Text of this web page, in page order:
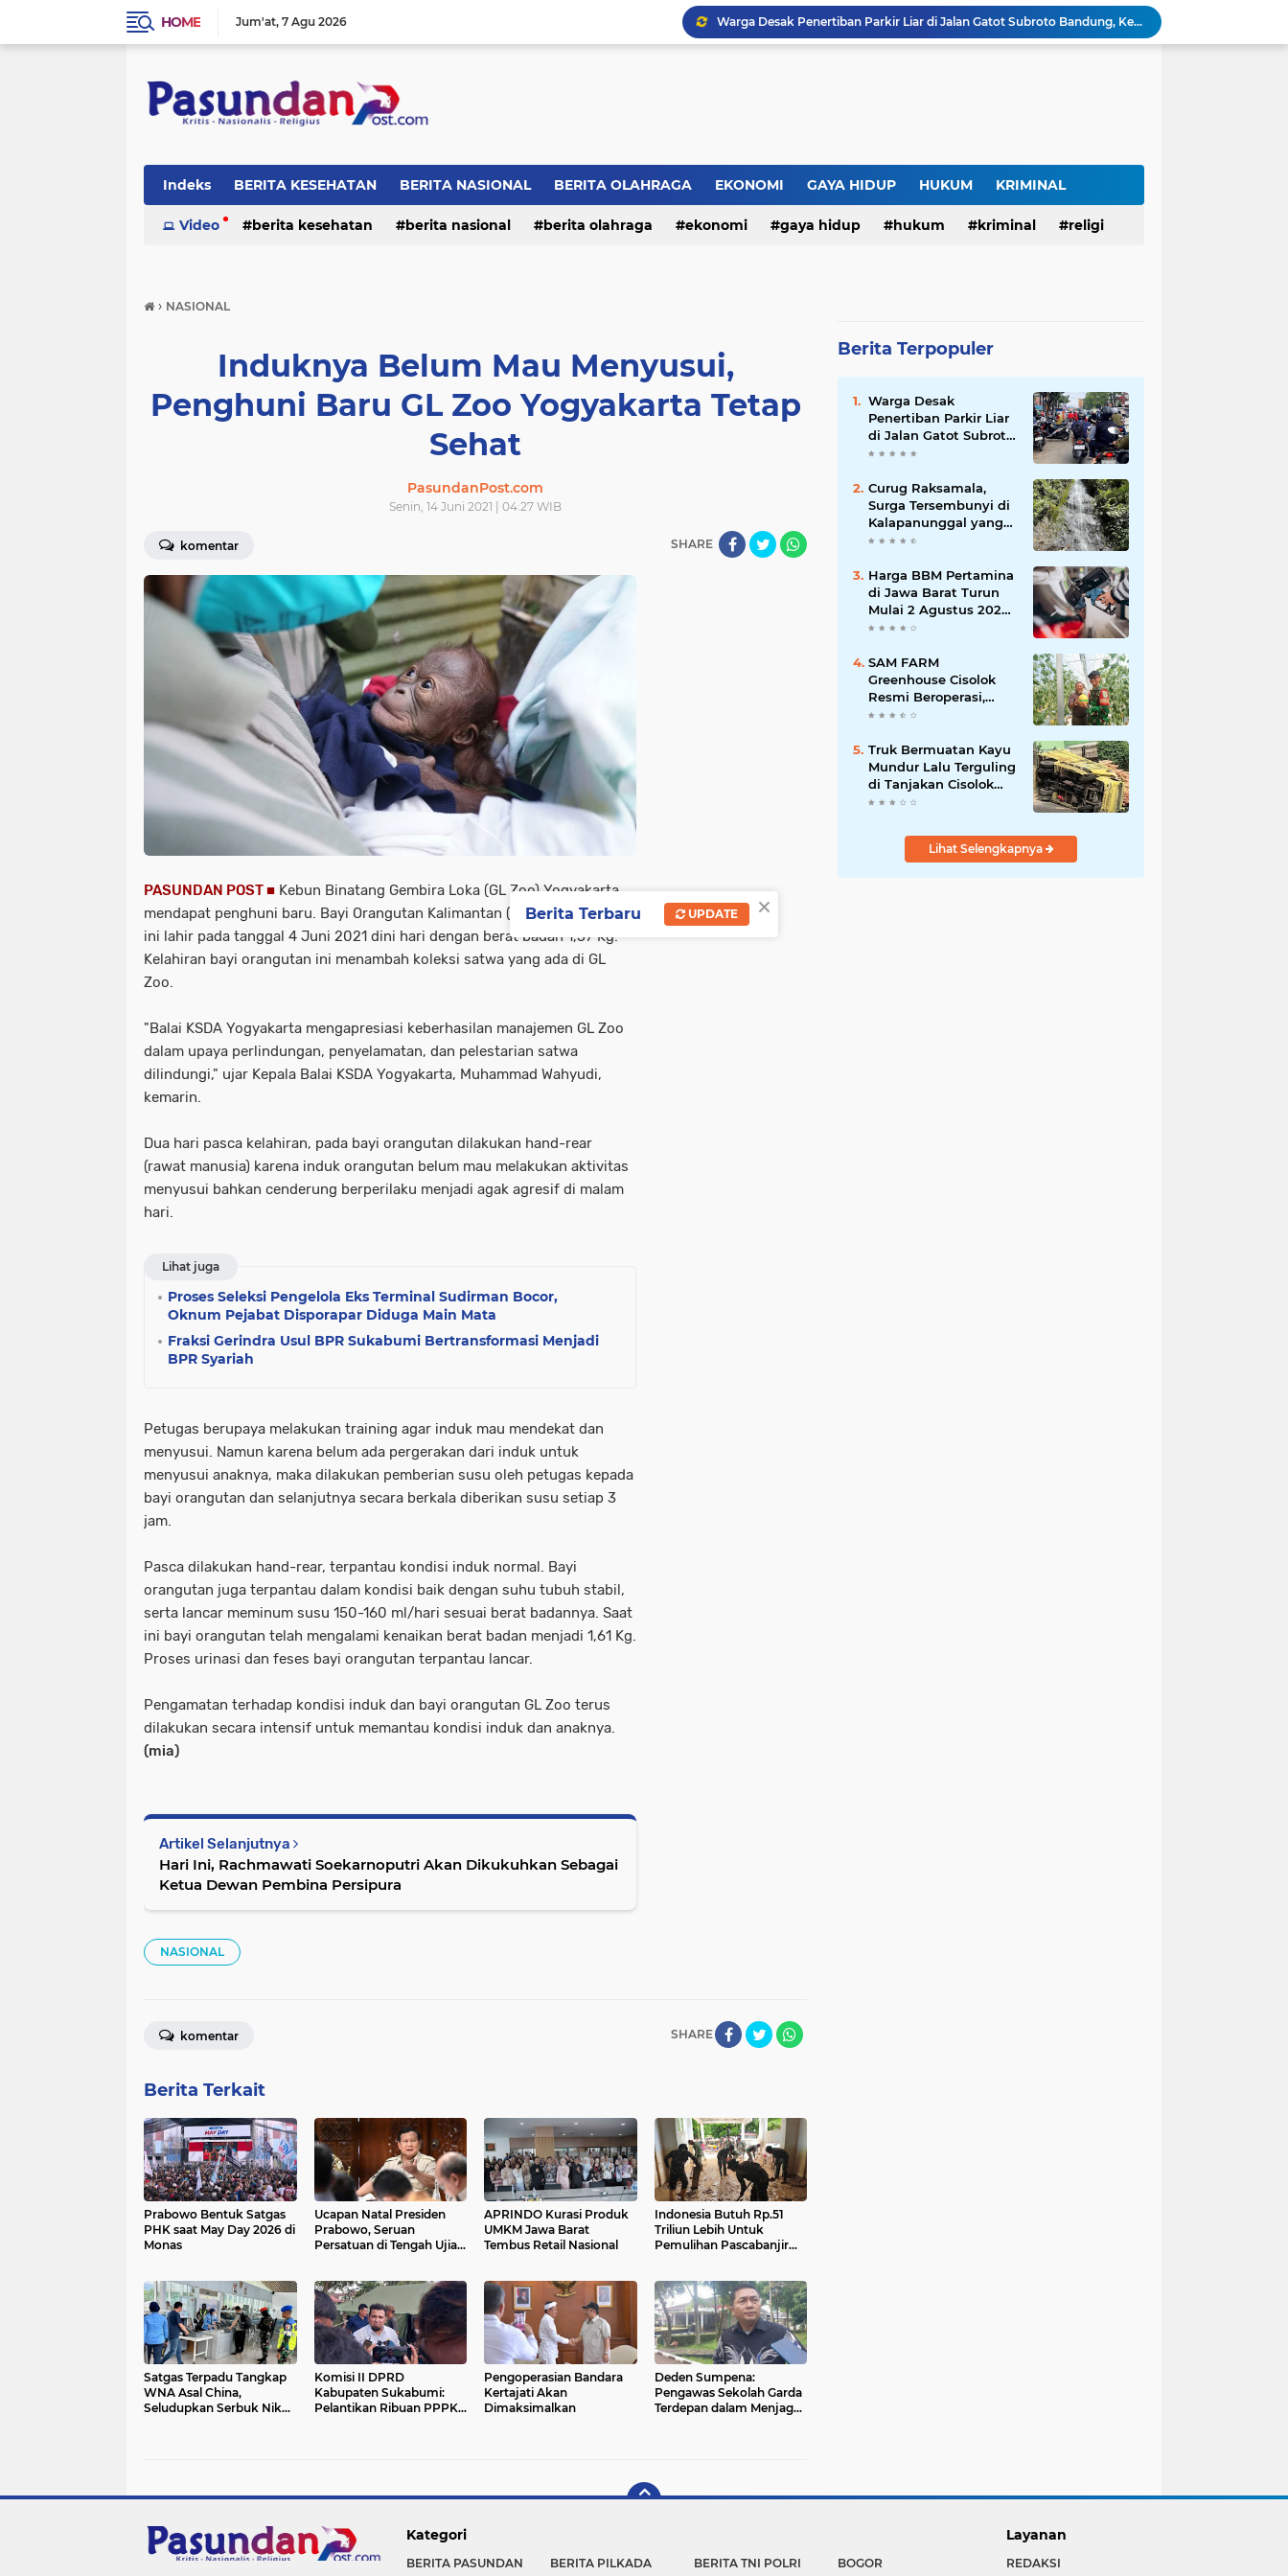
HOME Jum'at 7 Agu 2026
Warga Desak Penertiban Parkir Liar di Jalan Gatot Subroto Bandung, Kemacetan Dinilai Makin Mengkhawatirkan
Curug Raksamala, Surga Tersembunyi di Kalapanunggal yang Siap Menjadi Ikon Wisata Alam Baru Kabupaten Sukabumi
Harga BBM Pertamina di Jawa Barat Turun Mulai 2 Agustus 2026, Pertamax Jadi Rp15.950 per Liter, Cek Daftar Harga Terbaru
Indeks BERITA KESEHATAN BERITA NASIONAL BERITA OLAHRAGA EKONOMI GAYA HIDUP HUKUM KRIMINAL
RELIGI
Video berita kesehatan berita nasional berita olahraga ekonomi gaya hidup hukum kriminal religi
› NASIONAL
Induknya Belum Mau Menyusui,
Penghuni Baru GL Zoo Yogyakarta Tetap
Sehat
PasundanPost.com
Senin, 14 Juni 2021 | 04:27 WIB
komentar SHARE
PASUNDAN POST ■ Kebun Binatang Gembira Loka (GL Zoo) Yogyakarta
mendapat penghuni baru. Bayi Orangutan Kalimantan (Pongo pygmaeus)
ini lahir pada tanggal 4 Juni 2021 dini hari dengan berat badan 1,57 Kg.
Kelahiran bayi orangutan ini menambah koleksi satwa yang ada di GL
Zoo.
"Balai KSDA Yogyakarta mengapresiasi keberhasilan manajemen GL Zoo
dalam upaya perlindungan, penyelamatan, dan pelestarian satwa
dilindungi," ujar Kepala Balai KSDA Yogyakarta, Muhammad Wahyudi,
kemarin.
Dua hari pasca kelahiran, pada bayi orangutan dilakukan hand-rear
(rawat manusia) karena induk orangutan belum mau melakukan aktivitas
menyusui bahkan cenderung berperilaku menjadi agak agresif di malam
hari.
Lihat juga
Proses Seleksi Pengelola Eks Terminal Sudirman Bocor,
Oknum Pejabat Disporapar Diduga Main Mata
Fraksi Gerindra Usul BPR Sukabumi Bertransformasi Menjadi
BPR Syariah
Petugas berupaya melakukan training agar induk mau mendekat dan
menyusui. Namun karena belum ada pergerakan dari induk untuk
menyusui anaknya, maka dilakukan pemberian susu oleh petugas kepada
bayi orangutan dan selanjutnya secara berkala diberikan susu setiap 3
jam.
Pasca dilakukan hand-rear, terpantau kondisi induk normal. Bayi
orangutan juga terpantau dalam kondisi baik dengan suhu tubuh stabil,
serta lancar meminum susu 150-160 ml/hari sesuai berat badannya. Saat
ini bayi orangutan telah mengalami kenaikan berat badan menjadi 1,61 Kg.
Proses urinasi dan feses bayi orangutan terpantau lancar.
Pengamatan terhadap kondisi induk dan bayi orangutan GL Zoo terus
dilakukan secara intensif untuk memantau kondisi induk dan anaknya.
(mia)
Artikel Selanjutnya
Hari Ini, Rachmawati Soekarnoputri Akan Dikukuhkan Sebagai
Ketua Dewan Pembina Persipura
NASIONAL
SHARE
komentar
Berita Terkait
Prabowo Bentuk Satgas
PHK saat May Day 2026 di
Monas
Ucapan Natal Presiden
Prabowo, Seruan
Persatuan di Tengah Ujian
APRINDO Kurasi Produk
UMKM Jawa Barat
Tembus Retail Nasional
Indonesia Butuh Rp.51
Triliun Lebih Untuk
Pemulihan Pascabanjir
Satgas Terpadu Tangkap
WNA Asal China,
Seludupkan Serbuk Nikel
Komisi II DPRD
Kabupaten Sukabumi:
Pelantikan Ribuan PPPK
Pengoperasian Bandara
Kertajati Akan
Dimaksimalkan
Deden Sumpena:
Pengawas Sekolah Garda
Terdepan dalam Menjaga
Berita Terpopuler
Warga Desak
Penertiban Parkir Liar
di Jalan Gatot Subroto
Bandung, Kemacetan
Mengkhawatirkan
Curug Raksamala,
Surga Tersembunyi di
Kalapanunggal yang
Siap Menjadi Ikon
Kabupaten Sukabumi
Harga BBM Pertamina
di Jawa Barat Turun
Mulai 2 Agustus 2026,
Pertamax Jadi
Daftar Harga Terbaru
SAM FARM
Greenhouse Cisolok
Resmi Beroperasi,
Hadirkan Wisata Petik
Edukasi Pertanian
Modern di Sukabumi
Truk Bermuatan Kayu
Mundur Lalu Terguling
di Tanjakan Cisolok
Sukabumi, Polisi:
Menanjak
Lihat Selengkapnya
Kategori
BERITA PASUNDAN BERITA PILKADA BERITA TNI POLRI BOGOR
Layanan
REDAKSI
×
Berita Terbaru UPDATE